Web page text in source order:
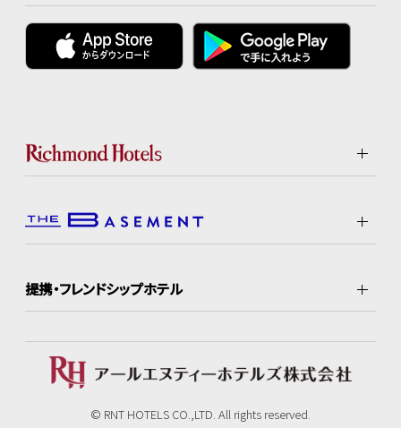
提携・フレンドシップホテル
© RNT HOTELS CO.,LTD. All rights reserved.